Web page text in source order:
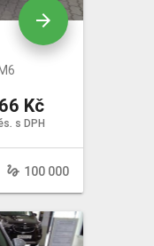
Kč
s DPH
gesture 100 000
arrow_forward